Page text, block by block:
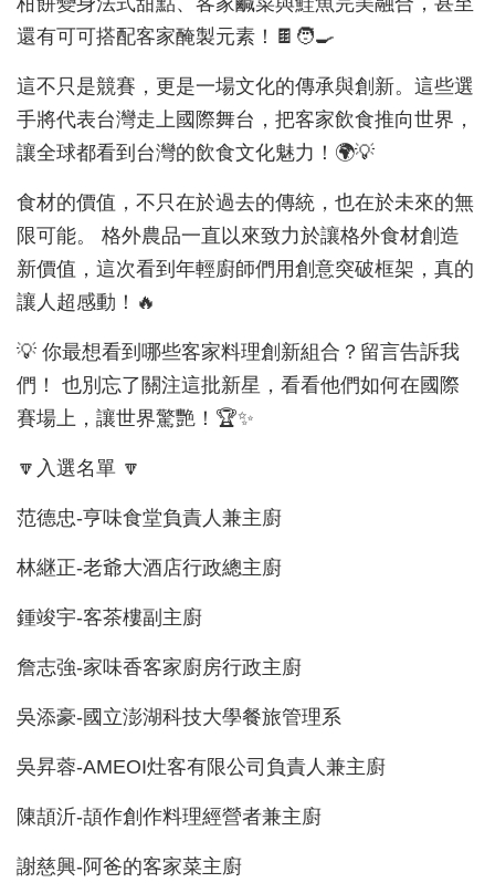
還有可可搭配客家醃製元素！🍫🧑‍🍳
這不只是競賽，更是一場文化的傳承與創新。這些選
手將代表台灣走上國際舞台，把客家飲食推向世界，
讓全球都看到台灣的飲食文化魅力！🌍💡
食材的價值，不只在於過去的傳統，也在於未來的無
限可能。 格外農品一直以來致力於讓格外食材創造
新價值，這次看到年輕廚師們用創意突破框架，真的
讓人超感動！🔥
💡 你最想看到哪些客家料理創新組合？留言告訴我
們！ 也別忘了關注這批新星，看看他們如何在國際
賽場上，讓世界驚艷！🏆✨
🔽入選名單 🔽
范德忠-亨味食堂負責人兼主廚
林継正-老爺大酒店行政總主廚
鍾竣宇-客茶樓副主廚
詹志強-家味香客家廚房行政主廚
吳添豪-國立澎湖科技大學餐旅管理系
吳昇蓉-AMEOI灶客有限公司負責人兼主廚
陳頡沂-頡作創作料理經營者兼主廚
謝慈興-阿爸的客家菜主廚